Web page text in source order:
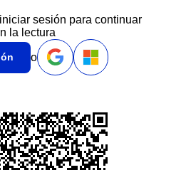
sesión para continuar
la lectura
o